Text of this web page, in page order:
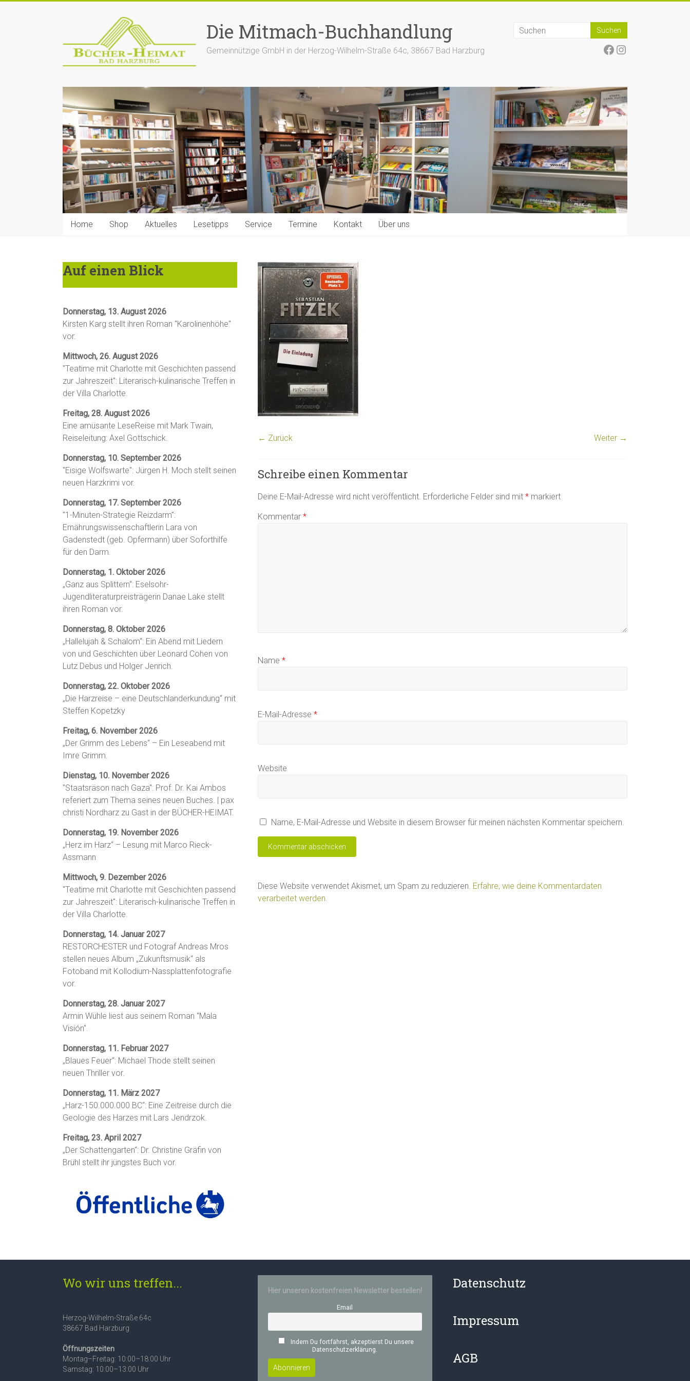
Die Mitmach-Buchhandlung
Gemeinnützige GmbH in der Herzog-Wilhelm-Straße 64c, 38667 Bad Harzburg Facebook
Instagram
Home Shop Aktuelles Lesetipps Service Termine Kontakt Über uns
← Zurück Weiter →
Schreibe einen Kommentar
Deine E-Mail-Adresse wird nicht veröffentlicht. Erforderliche Felder sind mit * markiert
Kommentar *
Name *
E-Mail-Adresse *
Website
Name, E-Mail-Adresse und Website in diesem Browser für meinen nächsten Kommentar speichern.
Diese Website verwendet Akismet, um Spam zu reduzieren. Erfahre, wie deine Kommentardaten
verarbeitet werden.
Auf einen Blick
Donnerstag, 13. August 2026
Kirsten Karg stellt ihren Roman "Karolinenhöhe"
vor.
Mittwoch, 26. August 2026
"Teatime mit Charlotte mit Geschichten passend
zur Jahreszeit": Literarisch-kulinarische Treffen in
der Villa Charlotte.
Freitag, 28. August 2026
Eine amüsante LeseReise mit Mark Twain,
Reiseleitung: Axel Gottschick.
Donnerstag, 10. September 2026
"Eisige Wolfswarte": Jürgen H. Moch stellt seinen
neuen Harzkrimi vor.
Donnerstag, 17. September 2026
"1-Minuten-Strategie Reizdarm":
Ernährungswissenschaftlerin Lara von
Gadenstedt (geb. Opfermann) über Soforthilfe
für den Darm.
Donnerstag, 1. Oktober 2026
„Ganz aus Splittern“: Eselsohr-
Jugendliteraturpreisträgerin Danae Lake stellt
ihren Roman vor.
Donnerstag, 8. Oktober 2026
„Hallelujah & Schalom“: Ein Abend mit Liedern
von und Geschichten über Leonard Cohen von
Lutz Debus und Holger Jenrich.
Donnerstag, 22. Oktober 2026
„Die Harzreise – eine Deutschlanderkundung“ mit
Steffen Kopetzky
Freitag, 6. November 2026
„Der Grimm des Lebens“ – Ein Leseabend mit
Imre Grimm.
Dienstag, 10. November 2026
"Staatsräson nach Gaza": Prof. Dr. Kai Ambos
referiert zum Thema seines neuen Buches. | pax
christi Nordharz zu Gast in der BÜCHER-HEIMAT.
Donnerstag, 19. November 2026
„Herz im Harz“ – Lesung mit Marco Rieck-
Assmann
Mittwoch, 9. Dezember 2026
"Teatime mit Charlotte mit Geschichten passend
zur Jahreszeit": Literarisch-kulinarische Treffen in
der Villa Charlotte.
Donnerstag, 14. Januar 2027
RESTORCHESTER und Fotograf Andreas Mros
stellen neues Album „Zukunftsmusik“ als
Fotoband mit Kollodium-Nassplattenfotografie
vor.
Donnerstag, 28. Januar 2027
Armin Wühle liest aus seinem Roman "Mala
Visión".
Donnerstag, 11. Februar 2027
„Blaues Feuer“: Michael Thode stellt seinen
neuen Thriller vor.
Donnerstag, 11. März 2027
„Harz-150.000.000 BC“: Eine Zeitreise durch die
Geologie des Harzes mit Lars Jendrzok.
Freitag, 23. April 2027
„Der Schattengarten“: Dr. Christine Gräfin von
Brühl stellt ihr jüngstes Buch vor.
Wo wir uns treffen...
Herzog-Wilhelm-Straße 64c
38667 Bad Harzburg
Öffnungszeiten
Montag–Freitag: 10:00–18:00 Uhr
Samstag: 10:00–13:00 Uhr
Hier unseren kostenfreien Newsletter bestellen!
Email
Indem Du fortfährst, akzeptierst Du unsere
Datenschutzerklärung.
Datenschutz
Impressum
AGB